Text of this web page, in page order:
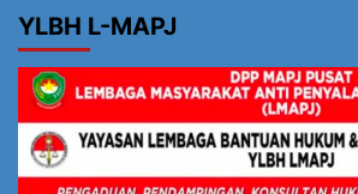
YLBH L-MAPJ